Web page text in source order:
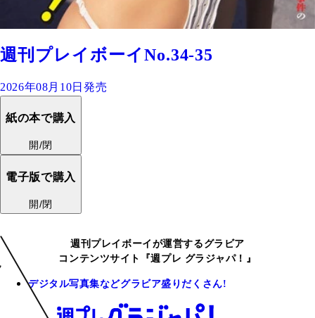
週刊プレイボーイNo.34-35
2026年08月10日発売
紙の本で購入
開/閉
電子版で購入
開/閉
週刊プレイボーイが運営するグラビア
コンテンツサイト『週プレ グラジャパ！』
デジタル写真集などグラビア盛りだくさん!